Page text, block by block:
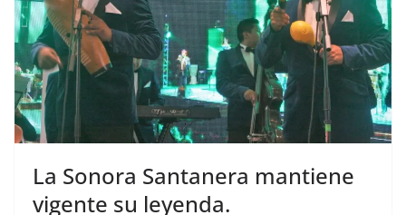
La Sonora Santanera mantiene
vigente su leyenda.